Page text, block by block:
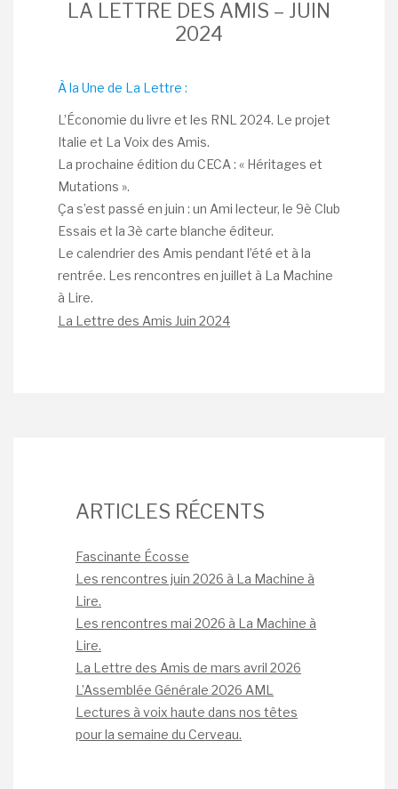
LA LETTRE DES AMIS – JUIN
2024
À la Une de La Lettre :
L’Économie du livre et les RNL 2024. Le projet
Italie et La Voix des Amis.
La prochaine édition du CECA : « Héritages et
Mutations ».
Ça s’est passé en juin : un Ami lecteur, le 9è Club
Essais et la 3è carte blanche éditeur.
Le calendrier des Amis pendant l’été et à la
rentrée. Les rencontres en juillet à La Machine
à Lire.
La Lettre des Amis Juin 2024
ARTICLES RÉCENTS
Fascinante Écosse
Les rencontres juin 2026 à La Machine à
Lire.
Les rencontres mai 2026 à La Machine à
Lire.
La Lettre des Amis de mars avril 2026
L’Assemblée Générale 2026 AML
Lectures à voix haute dans nos têtes
pour la semaine du Cerveau.